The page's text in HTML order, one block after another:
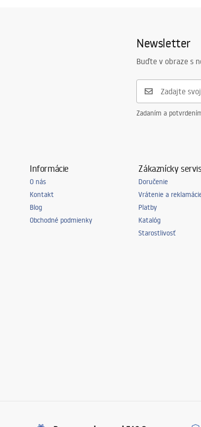
Newsletter
Buďte v obraze s
Zadaním a
Informácie
O nás
Kontakt
Blog
Obchodné podmienky
Zákaznícky
Doručenie
Vrátenie a
Platby
Katalóg
Starostlivosť